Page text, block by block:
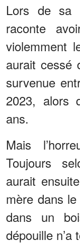
Lors de sa
raconte
violemment
aurait cessé
survenue
2023, alors
ans.
Mais
Toujours
aurait
mère dans
dans un
dépouille n’a